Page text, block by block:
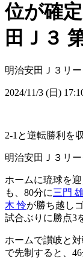
位が確
田Ｊ３
明治安田Ｊ３リ
2024/11/3 (日)
2-1と逆転勝利を
明治安田Ｊ３リ
ホームに琉球を
も、80分に三門
木 怜が勝ち越し
試合ぶりに勝点3
ホームで讃岐と
で先制すると、